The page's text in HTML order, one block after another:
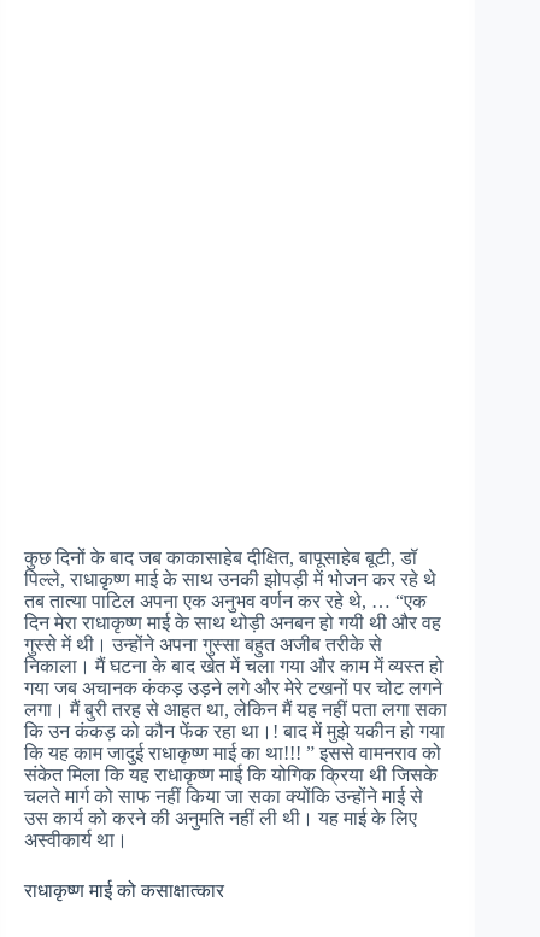
कुछ दिनों के बाद जब काकासाहेब दीक्षित, बापूसाहेब बूटी, डॉ
पिल्ले, राधाकृष्ण माई के साथ उनकी झोपड़ी में भोजन कर रहे थे
तब तात्या पाटिल अपना एक अनुभव वर्णन कर रहे थे, … “एक
दिन मेरा राधाकृष्ण माई के साथ थोड़ी अनबन हो गयी थी और वह
गुस्से में थी। उन्होंने अपना गुस्सा बहुत अजीब तरीके से
निकाला। मैं घटना के बाद खेत में चला गया और काम में व्यस्त हो
गया जब अचानक कंकड़ उड़ने लगे और मेरे टखनों पर चोट लगने
लगा। मैं बुरी तरह से आहत था, लेकिन मैं यह नहीं पता लगा सका
कि उन कंकड़ को कौन फेंक रहा था।! बाद में मुझे यकीन हो गया
कि यह काम जादुई राधाकृष्ण माई का था!!! ” इससे वामनराव को
संकेत मिला कि यह राधाकृष्ण माई कि योगिक क्रिया थी जिसके
चलते मार्ग को साफ नहीं किया जा सका क्योंकि उन्होंने माई से
उस कार्य को करने की अनुमति नहीं ली थी। यह माई के लिए
अस्वीकार्य था।
राधाकृष्ण माई को कसाक्षात्कार